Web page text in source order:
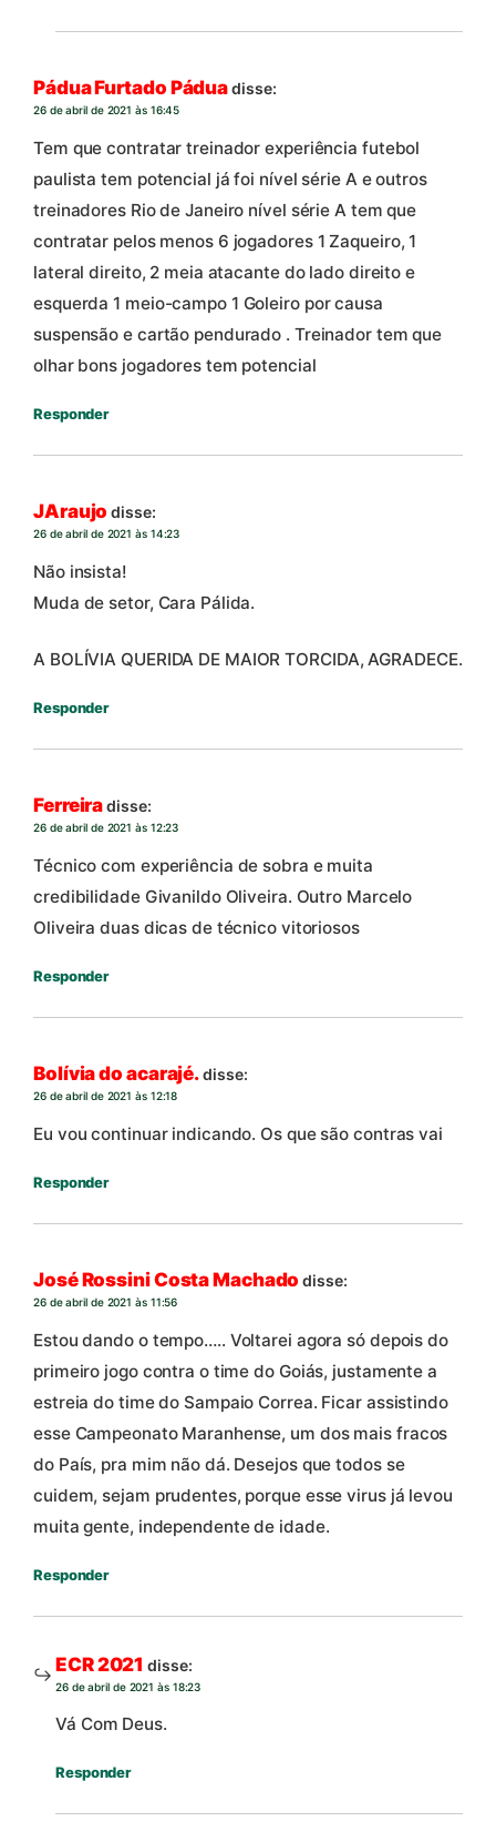
Pádua Furtado Páduadisse:
26 de abril de 2021 às 16:45
Tem que contratar treinador experiência futebol
paulista tem potencial já foi nível série A e outros
treinadores Rio de Janeiro nível série A tem que
contratar pelos menos 6 jogadores 1 Zaqueiro, 1
lateral direito, 2 meia atacante do lado direito e
esquerda 1 meio-campo 1 Goleiro por causa
suspensão e cartão pendurado . Treinador tem que
olhar bons jogadores tem potencial
Responder
JAraujo disse:
26 de abril de 2021 às 14:23
Não insista!
Muda de setor, Cara Pálida.
A BOLÍVIA QUERIDA DE MAIOR TORCIDA, AGRADECE.
Responder
Ferreiradisse:
26 de abril de 2021 às 12:23
Técnico com experiência de sobra e muita
credibilidade Givanildo Oliveira. Outro Marcelo
Oliveira duas dicas de técnico vitoriosos
Responder
Bolívia do acarajé.disse:
26 de abril de 2021 às 12:18
Eu vou continuar indicando. Os que são contras vai
Responder
José Rossini Costa Machado disse:
26 de abril de 2021 às 11:56
Estou dando o tempo….. Voltarei agora só depois do
primeiro jogo contra o time do Goiás, justamente a
estreia do time do Sampaio Correa. Ficar assistindo
esse Campeonato Maranhense, um dos mais fracos
do País, pra mim não dá. Desejos que todos se
cuidem, sejam prudentes, porque esse virus já levou
muita gente, independente de idade.
Responder
ECR 2021 disse:
26 de abril de 2021 às 18:23
Vá Com Deus.
Responder